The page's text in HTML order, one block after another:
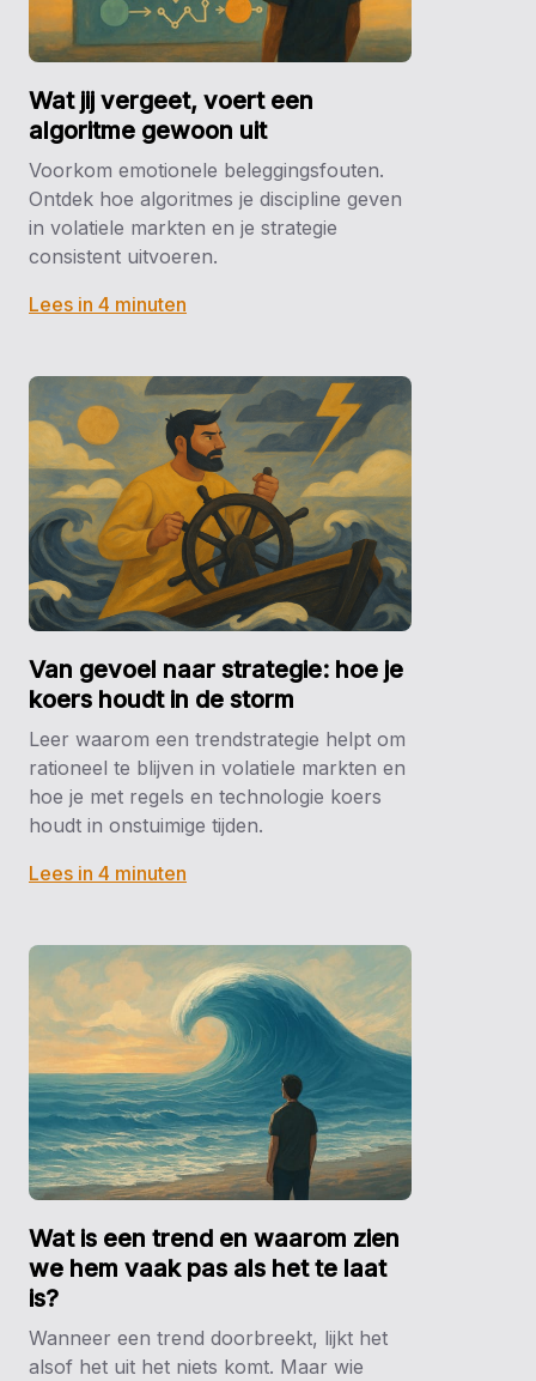
Wat jij vergeet, voert een
algoritme gewoon uit
Voorkom emotionele beleggingsfouten.
Ontdek hoe algoritmes je discipline geven
in volatiele markten en je strategie
consistent uitvoeren.
Lees in 4 minuten
Van gevoel naar strategie: hoe je
koers houdt in de storm
Leer waarom een trendstrategie helpt om
rationeel te blijven in volatiele markten en
hoe je met regels en technologie koers
houdt in onstuimige tijden.
Lees in 4 minuten
Wat is een trend en waarom zien
we hem vaak pas als het te laat
is?
Wanneer een trend doorbreekt, lijkt het
alsof het uit het niets komt. Maar wie